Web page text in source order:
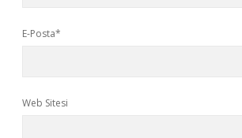
E-Posta*
Web Sitesi